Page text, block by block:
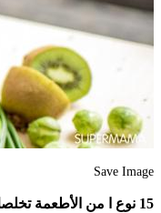
Save Image
15 نوع ا من الأطعمة تخلصك من آلام القولون والهضم سوبر ماما